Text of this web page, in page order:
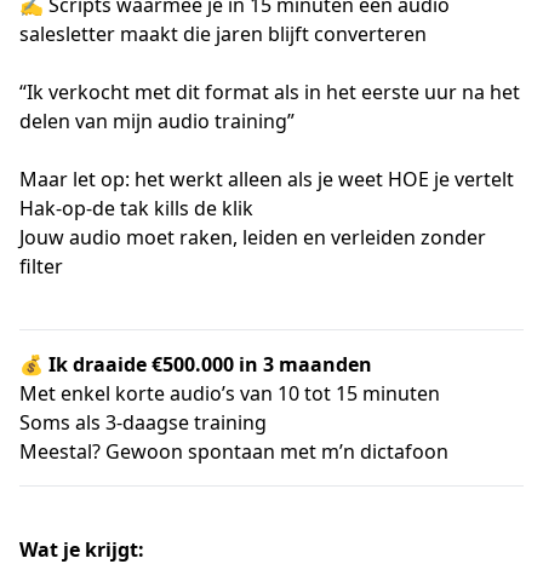
salesletter maakt die jaren blijft converteren
“Ik verkocht met dit format als in het eerste uur na het
delen van mijn audio training”
Maar let op: het werkt alleen als je weet HOE je vertelt
Hak-op-de tak kills de klik
Jouw audio moet raken, leiden en verleiden zonder
filter
💰 Ik draaide €500.000 in 3 maanden
Met enkel korte audio’s van 10 tot 15 minuten
Soms als 3-daagse training
Meestal? Gewoon spontaan met m’n dictafoon
Wat je krijgt: